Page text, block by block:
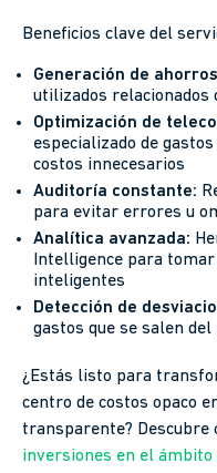
Beneficios clave del
Generación de
utilizados relacionados
Optimización de
especializado de
costos innecesarios
Auditoría constante:
para evitar errores u
Analítica avanzada:
Intelligence para
inteligentes
Detección de
gastos que se salen
¿Estás listo para
centro de costos opaco
transparente? Descubre
inversiones en el ámbito